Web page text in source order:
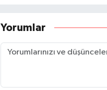
Yorumlar